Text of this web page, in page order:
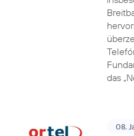
das
08.